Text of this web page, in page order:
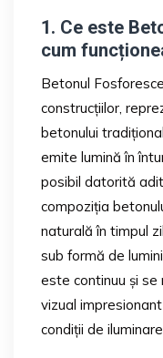
1. Ce este
cum
Betonul
construcțiilor,
betonului
emite lumină în
posibil datorită
compoziția
naturală în timpul
sub formă de
este continuu și
vizual
condiții de iluminare.